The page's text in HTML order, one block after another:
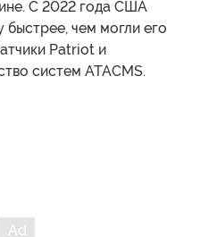
С 2022 года США
чем могли его
Patriot и
систем ATACMS.